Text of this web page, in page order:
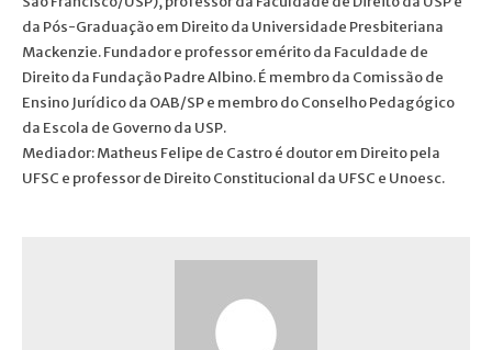
da Pós-Graduação em Direito da Universidade Presbiteriana
Mackenzie. Fundador e professor emérito da Faculdade de
Direito da Fundação Padre Albino. É membro da Comissão de
Ensino Jurídico da OAB/SP e membro do Conselho Pedagógico
da Escola de Governo da USP.
Mediador: Matheus Felipe de Castro é doutor em Direito pela
UFSC e professor de Direito Constitucional da UFSC e Unoesc.